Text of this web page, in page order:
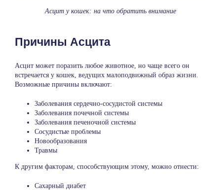
Асцит у кошек: на что обратить внимание
Причины Асцита
Асцит может поразить любое животное, но чаще всего он
встречается у кошек, ведущих малоподвижный образ жизни.
Возможные причины включают:
Заболевания сердечно-сосудистой системы
Заболевания почечной системы
Заболевания печеночной системы
Сосудистые проблемы
Новообразования
Травмы
К другим факторам, способствующим этому, можно отнести:
Сахарный диабет